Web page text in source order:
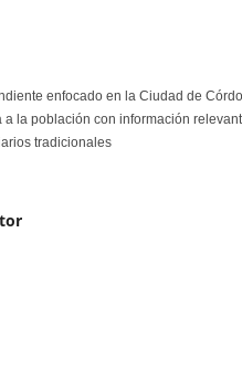
enfocado en la Ciudad de
la población con información
tradicionales